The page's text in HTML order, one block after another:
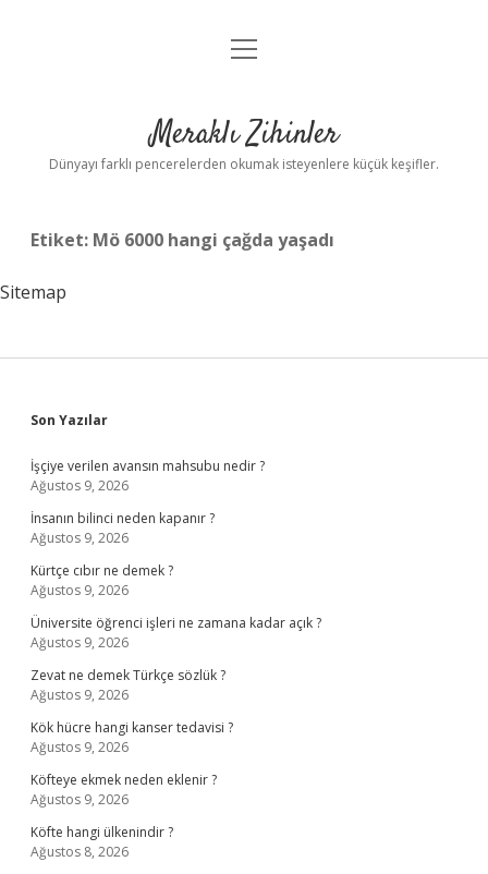
Anasayfa
Yasal Uyarı
menüyü
Meraklı Zihinler
Dünyayı farklı pencerelerden okumak isteyenlere küçük keşifler.
Etiket: Mö 6000 hangi çağda yaşadı
Sitemap
Sidebar
Son Yazılar
İşçiye verilen avansın mahsubu nedir ?
Ağustos 9, 2026
İnsanın bilinci neden kapanır ?
Ağustos 9, 2026
Kürtçe cıbır ne demek ?
Ağustos 9, 2026
Üniversite öğrenci işleri ne zamana kadar açık ?
Ağustos 9, 2026
Zevat ne demek Türkçe sözlük ?
Ağustos 9, 2026
Kök hücre hangi kanser tedavisi ?
Ağustos 9, 2026
Köfteye ekmek neden eklenir ?
Ağustos 9, 2026
Köfte hangi ülkenindir ?
Ağustos 8, 2026